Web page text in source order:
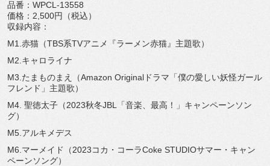
品番：WPCL-13558
価格：2,500円（税込）
収録内容：
M1.赤猫（TBS系TVアニメ『ラーメン赤猫』主題歌）
M2.キャロライナ
M3.たまものまえ（Amazon Originalドラマ「僕の愛しい妖怪ガール
フレンド」主題歌）
M4. 聖徳太子（2023秋冬JBL「音楽、最高！」キャンペーンソン
グ）
M5.アルキメデス
M6.マーメイド（2023コカ・コーラCoke STUDIOサマー・キャン
ペーンソング）